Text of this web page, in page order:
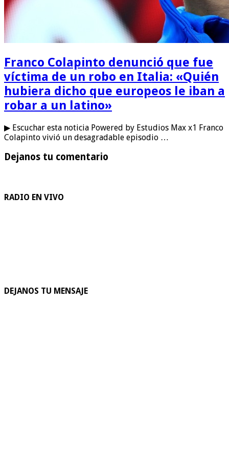
Franco Colapinto denunció que fue
víctima de un robo en Italia: «Quién
hubiera dicho que europeos le iban a
robar a un latino»
▶ Escuchar esta noticia Powered by Estudios Max x1 Franco
Colapinto vivió un desagradable episodio …
Dejanos tu comentario
RADIO EN VIVO
DEJANOS TU MENSAJE